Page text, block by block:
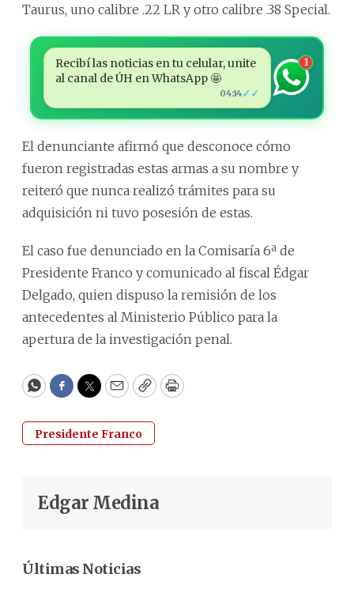
Taurus, uno calibre .22 LR y otro calibre .38 Special.
Recibí las noticias en tu celular, unite
al canal de ÚH en WhatsApp 🤩
04:14✓✓
1
El denunciante afirmó que desconoce cómo
fueron registradas estas armas a su nombre y
reiteró que nunca realizó trámites para su
adquisición ni tuvo posesión de estas.
El caso fue denunciado en la Comisaría 6ª de
Presidente Franco y comunicado al fiscal Édgar
Delgado, quien dispuso la remisión de los
antecedentes al Ministerio Público para la
apertura de la investigación penal.
WhatsApp
Facebook
Twitter
EmailCopyPrint
Presidente Franco
Edgar Medina
Últimas Noticias